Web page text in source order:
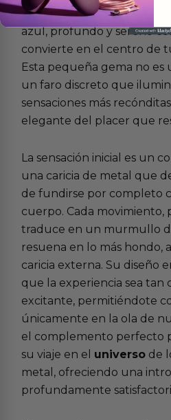
lo íntimo. Es entonces
azul, profundo y sereno
convierte en el centro de
Esta pequeña gema no es
un faro discreto que
sensaciones más
elegante del placer que
La sensación inicial es un
una caricia de metal que
de fundirse por completo
cuerpo. Cada movimiento,
traduce en un murmullo
resuena en lo más hondo,
caricia externa. Su diseño
que la experiencia sea tan
excitante, permitiéndote
únicamente en la ola de
el complemento perfecto
su viaje en el universo de
metal, ofreciendo una
profundamente